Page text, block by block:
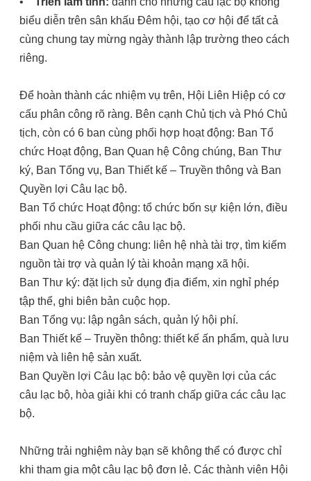
biểu diễn trên sân khấu Đêm hội, tạo cơ hội để tất cả
cùng chung tay mừng ngày thành lập trường theo cách
riêng.
Để hoàn thành các nhiệm vụ trên, Hội Liên Hiệp có cơ
cấu phân công rõ ràng. Bên cạnh Chủ tịch và Phó Chủ
tịch, còn có 6 ban cùng phối hợp hoạt động: Ban Tổ
chức Hoạt động, Ban Quan hệ Công chúng, Ban Thư
ký, Ban Tổng vụ, Ban Thiết kế – Truyền thông và Ban
Quyền lợi Câu lạc bộ.
Ban Tổ chức Hoạt động: tổ chức bốn sự kiện lớn, điều
phối nhu cầu giữa các câu lạc bộ.
Ban Quan hệ Công chung: liên hệ nhà tài trợ, tìm kiếm
nguồn tài trợ và quản lý tài khoản mạng xã hội.
Ban Thư ký: đặt lịch sử dụng địa điểm, xin nghỉ phép
tập thể, ghi biên bản cuộc họp.
Ban Tổng vụ: lập ngân sách, quản lý hội phí.
Ban Thiết kế – Truyền thông: thiết kế ấn phẩm, quà lưu
niệm và liên hệ sản xuất.
Ban Quyền lợi Câu lạc bộ: bảo vệ quyền lợi của các
câu lạc bộ, hòa giải khi có tranh chấp giữa các câu lạc
bộ.
Những trải nghiệm này bạn sẽ không thể có được chỉ
khi tham gia một câu lạc bộ đơn lẻ. Các thành viên Hội